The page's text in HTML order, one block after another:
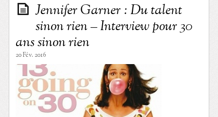
Jennifer Garner : Du talent
sinon rien – Interview pour 30
ans sinon rien
20 Fév. 2016